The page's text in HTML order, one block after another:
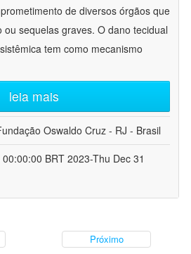
de diversos órgãos que
sequelas graves. O dano tecidual
tem como mecanismo
leia mais
Oswaldo Cruz - RJ - Brasil
BRT 2023-Thu Dec 31
Próximo